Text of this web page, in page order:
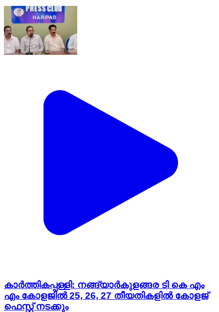
കാർത്തികപ്പള്ളി: നങ്ങ്യാർകുളങ്ങര ടി കെ എം
എം കോളജിൽ 25, 26, 27 തീയതികളിൽ കോളജ്
ഫെസ്റ്റ് നടക്കും